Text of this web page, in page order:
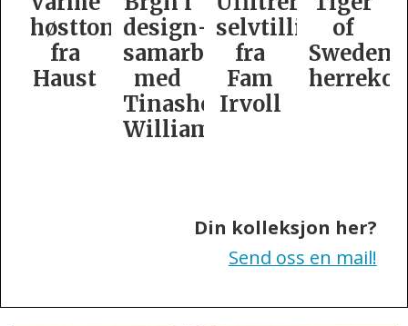
design­
samarbeid
med
Williamson
selvtillit
fra
Fam
Irvoll
of
Swedens
herrekolleksjon
er
dame­
Din kolleksjon her?
Send oss en mail!